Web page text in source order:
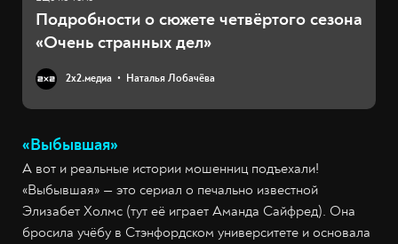
Подробности о сюжете четвёртого сезона
«Очень странных дел»
2х2.медиа Наталья Лобачёва
«Выбывшая»
А вот и реальные истории мошенниц подъехали!
«Выбывшая» — это сериал о печально известной
Элизабет Холмс (тут её играет Аманда Сайфред). Она
бросила учёбу в Стэнфордском университете и основала